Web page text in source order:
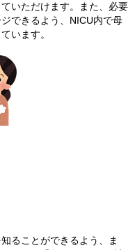
いただけます。また、必要
できるよう、NICU内で母
います。
ることができるよう、ま